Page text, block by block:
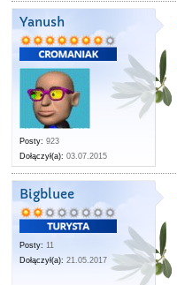
Yanush
Posty: 923
Dołączył(a): 03.07.2015
Bigbluee
Posty: 11
Dołączył(a): 21.05.2017